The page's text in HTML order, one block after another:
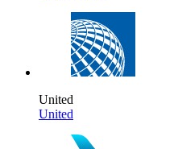
United
United